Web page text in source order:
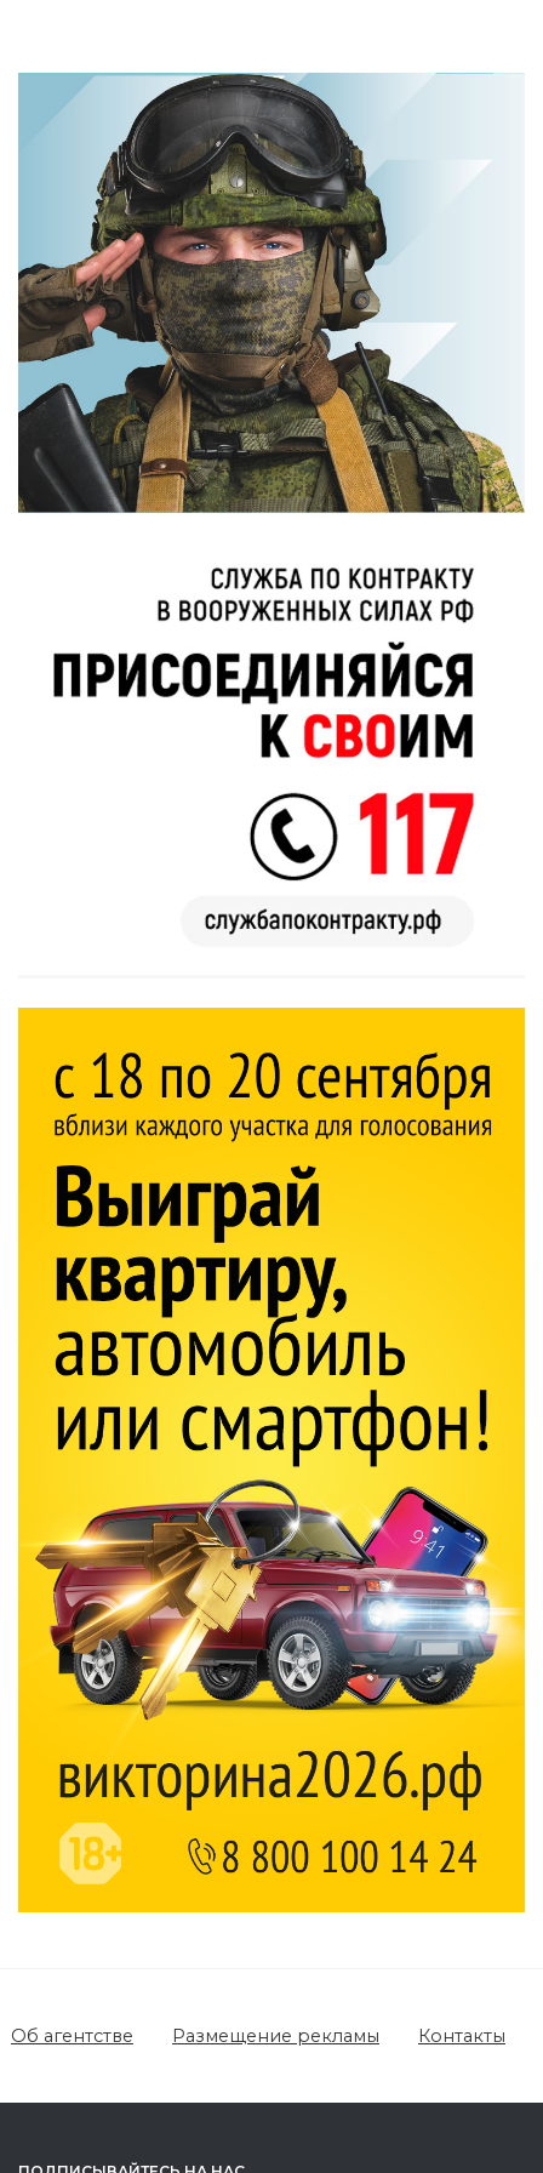
пару секунд, но
вы будете в шоке
от увиденного
Ролик из Омска:
вы будете
смеяться долго
Об агентстве Размещение рекламы Контакты